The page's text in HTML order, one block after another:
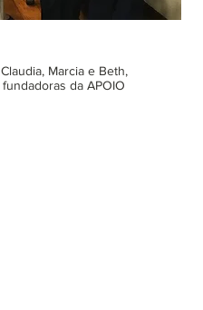
Claudia, Marcia e Beth,
fundadoras da APOIO